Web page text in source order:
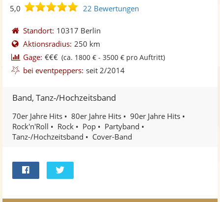
5,0
5,0
5
Sternen
22 Bewertungen
Standort: 10317 Berlin
Aktionsradius: 250 km
Gage: €€€ (ca. 1800 € - 3500 € pro Auftritt)
bei eventpeppers: seit 2/2014
Band, Tanz-/Hochzeitsband
70er Jahre Hits 80er Jahre Hits
90er Jahre Hits
Rock'n'Roll
Rock Pop
Partyband
Tanz-/Hochzeitsband
Cover-Band
Facebook